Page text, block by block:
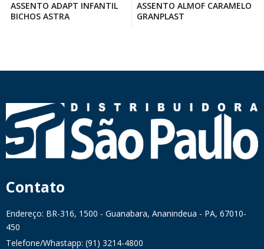
ASSENTO ADAPT INFANTIL
BICHOS ASTRA
ASSENTO ALMOF CARAMELO
GRANPLAST
Contato
Endereço: BR-316, 1500 - Guanabara, Ananindeua - PA, 67010-
450
Telefone/Whastapp: (91) 3214-4800